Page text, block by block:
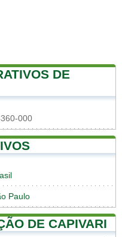
DE
000
Paulo
DE CAPIVARI